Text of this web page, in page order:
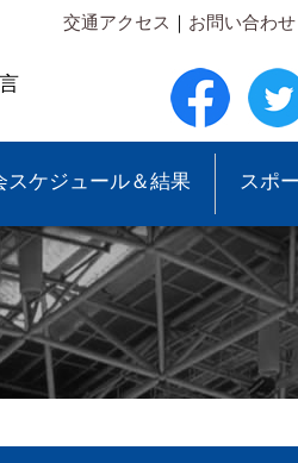
交通アクセス ｜ お問い合わせ
スケジュール＆結果 スポ